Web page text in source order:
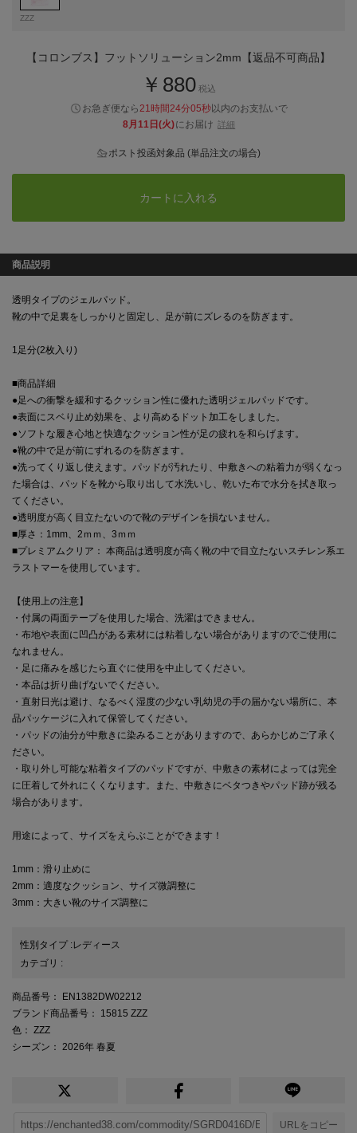
ZZZ
【コロンブス】フットソリューション2mm【返品不可商品】
￥880 税込
お急ぎ便なら 21時間24分04秒以内のお支払いで
8月11日(火)にお届け 詳細
ポスト投函対象品 (単品注文の場合)
カートに入れる
商品説明
透明タイプのジェルパッド。
靴の中で足裏をしっかりと固定し、足が前にズレるのを防ぎます。
1足分(2枚入り)
■商品詳細
●足への衝撃を緩和するクッション性に優れた透明ジェルパッドです。
●表面にスベり止め効果を、より高めるドット加工をしました。
●ソフトな履き心地と快適なクッション性が足の疲れを和らげます。
●靴の中で足が前にずれるのを防ぎます。
●洗ってくり返し使えます。パッドが汚れたり、中敷きへの粘着力が弱くなっ
た場合は、パッドを靴から取り出して水洗いし、乾いた布で水分を拭き取っ
てください。
●透明度が高く目立たないので靴のデザインを損ないません。
■厚さ：1mm、2ｍｍ、3ｍｍ
■プレミアムクリア： 本商品は透明度が高く靴の中で目立たないスチレン系エ
ラストマーを使用しています。
【使用上の注意】
・付属の両面テープを使用した場合、洗濯はできません。
・布地や表面に凹凸がある素材には粘着しない場合がありますのでご使用に
なれません。
・足に痛みを感じたら直ぐに使用を中止してください。
・本品は折り曲げないでください。
・直射日光は避け、なるべく湿度の少ない乳幼児の手の届かない場所に、本
品パッケージに入れて保管してください。
・パッドの油分が中敷きに染みることがありますので、あらかじめご了承く
ださい。
・取り外し可能な粘着タイプのパッドですが、中敷きの素材によっては完全
に圧着して外れにくくなります。また、中敷きにベタつきやパッド跡が残る
場合があります。
用途によって、サイズをえらぶことができます！
1mm：滑り止めに
2mm：適度なクッション、サイズ微調整に
3mm：大きい靴のサイズ調整に
性別タイプ :レディース
カテゴリ :
商品番号 ： EN1382DW02212
ブランド商品番号 ： 15815 ZZZ
色 ： ZZZ
シーズン ： 2026年 春夏
URLをコピー